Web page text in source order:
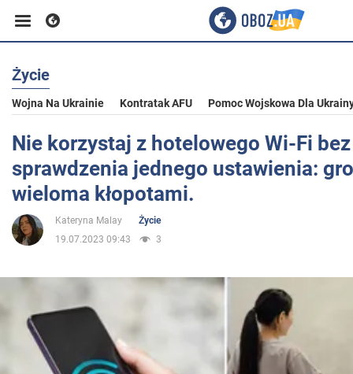
Biznes
Sport
Rozrywka
Życie
Społeczeństwo
Życie
Wojna Na Ukrainie Kontratak AFU Pomoc Wojskowa Dla
Nie korzystaj z hotelowego Wi-Fi bez
sprawdzenia jednego ustawienia:
wieloma kłopotami.
Kateryna Malay
Życie
19.07.2023 09:43
3